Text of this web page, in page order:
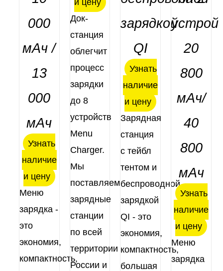
000
мАч /
13
000
мАч
Узнать
наличие
и цену
Меню
зарядка -
это
экономия,
компактность,
Док-
станция
облегчит
процесс
зарядки
до 8
устройств
Menu
Charger.
Мы
поставляем
зарядные
станции
по всей
территории
России и
зарядкой
QI
Узнать
наличие
и цену
Зарядная
станция
с тейбл
тентом и
беспроводной
зарядкой
QI - это
экономия,
компактность,
большая
20
800
мАч/
40
800
мАч
Узнать
наличие
и цену
Меню
зарядка